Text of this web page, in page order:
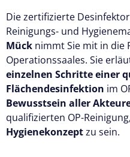
Die zertifizierte
Reinigungs- und
Mück nimmt Sie mit in die
Operationssaales. Sie
einzelnen Schritte einer
Flächendesinfektion im
Bewusstsein aller
qualifizierten OP-
Hygienekonzeptzu sein.